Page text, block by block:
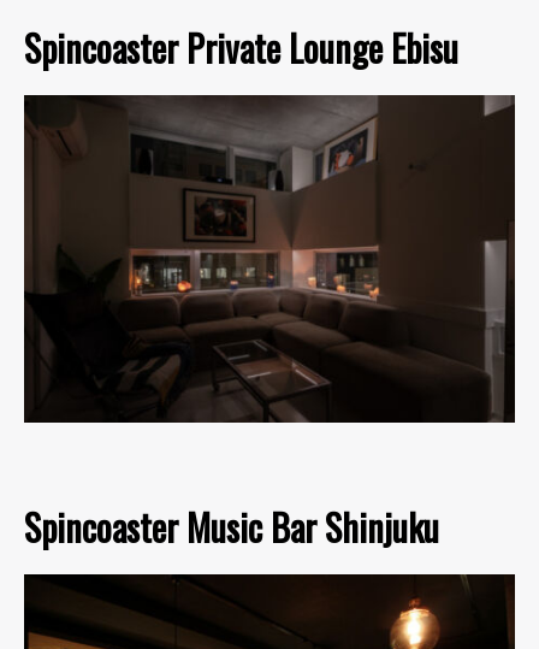
Spincoaster Private Lounge Ebisu
Spincoaster Music Bar Shinjuku